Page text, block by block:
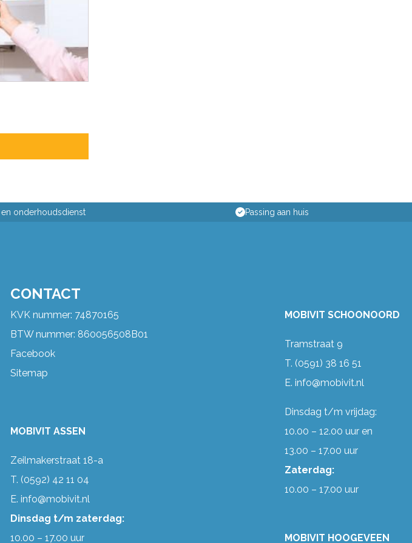
onderhoudsdienst Passing aan huis
CONTACT
KVK nummer: 74870165
BTW nummer: 860056508B01
Facebook
Sitemap
MOBIVIT ASSEN
Zeilmakerstraat 18-a
T. (0592) 42 11 04
E. info@mobivit.nl
Dinsdag t/m zaterdag:
10.00 – 17.00 uur
MOBIVIT SCHOONOORD
Tramstraat 9
T. (0591) 38 16 51
E. info@mobivit.nl
Dinsdag t/m vrijdag:
10.00 – 12.00 uur en
13.00 – 17.00 uur
Zaterdag:
10.00 – 17.00 uur
MOBIVIT HOOGEVEEN